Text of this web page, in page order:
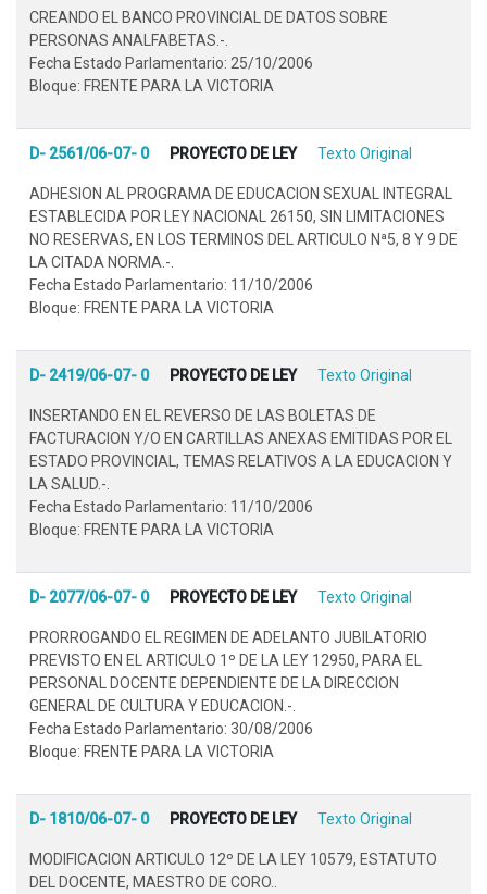
CREANDO EL BANCO PROVINCIAL DE DATOS SOBRE
PERSONAS ANALFABETAS.-.
Fecha Estado Parlamentario: 25/10/2006
Bloque: FRENTE PARA LA VICTORIA
D- 2561/06-07- 0 PROYECTO DE LEY Texto Original
ADHESION AL PROGRAMA DE EDUCACION SEXUAL INTEGRAL
ESTABLECIDA POR LEY NACIONAL 26150, SIN LIMITACIONES
NO RESERVAS, EN LOS TERMINOS DEL ARTICULO Nª5, 8 Y 9 DE
LA CITADA NORMA.-.
Fecha Estado Parlamentario: 11/10/2006
Bloque: FRENTE PARA LA VICTORIA
D- 2419/06-07- 0 PROYECTO DE LEY Texto Original
INSERTANDO EN EL REVERSO DE LAS BOLETAS DE
FACTURACION Y/O EN CARTILLAS ANEXAS EMITIDAS POR EL
ESTADO PROVINCIAL, TEMAS RELATIVOS A LA EDUCACION Y
LA SALUD.-.
Fecha Estado Parlamentario: 11/10/2006
Bloque: FRENTE PARA LA VICTORIA
D- 2077/06-07- 0 PROYECTO DE LEY Texto Original
PRORROGANDO EL REGIMEN DE ADELANTO JUBILATORIO
PREVISTO EN EL ARTICULO 1º DE LA LEY 12950, PARA EL
PERSONAL DOCENTE DEPENDIENTE DE LA DIRECCION
GENERAL DE CULTURA Y EDUCACION.-.
Fecha Estado Parlamentario: 30/08/2006
Bloque: FRENTE PARA LA VICTORIA
D- 1810/06-07- 0 PROYECTO DE LEY Texto Original
MODIFICACION ARTICULO 12º DE LA LEY 10579, ESTATUTO
DEL DOCENTE, MAESTRO DE CORO..